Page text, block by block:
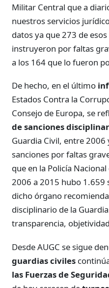
Militar Central que a
nuestros servicios
datos ya que 273 de
instruyeron por faltas
a los 164 que lo fueron
De hecho, en el último
Estados Contra la
Consejo de Europa, se
de sanciones
Guardia Civil, entre
sanciones por faltas
que en la Policía
2006 a 2015 hubo 1.659
dicho órgano
disciplinario de la
transparencia,
Desde AUGC se sigue
guardias civiles
las Fuerzas de